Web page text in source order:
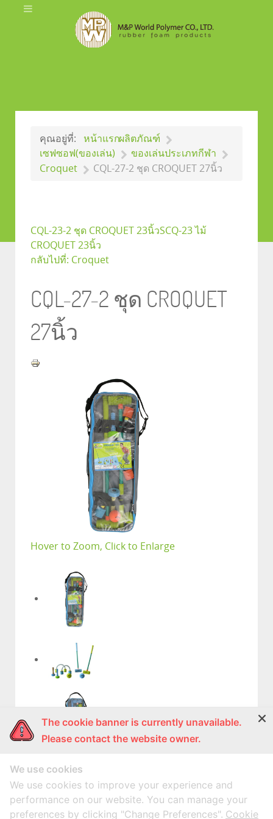
คุณอยู่ที่: หน้าแรกผลิตภัณฑ์
เซฟซอฟ(ของเล่น)
ของเล่นประเภทกีฬา
Croquet
CQL-27-2 ชุด CROQUET 27นิ้ว
CQL-23-2 ชุด CROQUET 23นิ้วSCQ-23 ไม้
CROQUET 23นิ้ว
กลับไปที่: Croquet
CQL-27-2 ชุด CROQUET
27นิ้ว
Hover to Zoom, Click to Enlarge
Description
CQL-27-2 (B) ชุด CROQUET 27”
ในชุดประกอบด้วย:
The cookie banner is currently unavailable.
Please contact the website owner.
We use cookies
We use cookies to improve your experience and
performance on our website. You can manage your
preferences by clicking "Change Preferences". Cookie